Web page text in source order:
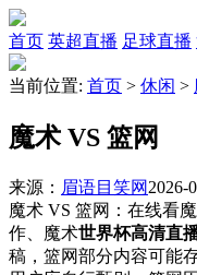
首页 英超直播 足球直播
当前位置: 首页 > 休闲 >
魔术 VS 篮网
来源： 眉语目笑网 2026-
魔术 VS 篮网：在线看
作、魔术世界杯高清直
稿，篮网部分内容可能